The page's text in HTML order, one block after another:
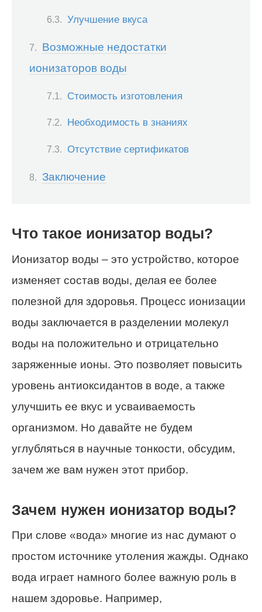
Улучшение вкуса
Возможные недостатки
ионизаторов воды
Стоимость изготовления
Необходимость в знаниях
Отсутствие сертификатов
Заключение
Что такое ионизатор воды?
Ионизатор воды – это устройство, которое
изменяет состав воды, делая ее более
полезной для здоровья. Процесс ионизации
воды заключается в разделении молекул
воды на положительно и отрицательно
заряженные ионы. Это позволяет повысить
уровень антиоксидантов в воде, а также
улучшить ее вкус и усваиваемость
организмом. Но давайте не будем
углубляться в научные тонкости, обсудим,
зачем же вам нужен этот прибор.
Зачем нужен ионизатор воды?
При слове «вода» многие из нас думают о
простом источнике утоления жажды. Однако
вода играет намного более важную роль в
нашем здоровье. Например,